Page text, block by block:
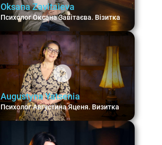
Oksana Zavitaieva
Психолог Оксана Завітаєва. Візитка
Augustyna Yatsenia
Психолог Августина Яценя. Визитка